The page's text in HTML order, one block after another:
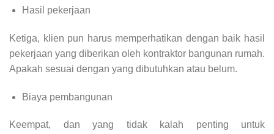
Hasil pekerjaan
Ketiga, klien pun harus memperhatikan dengan baik hasil
pekerjaan yang diberikan oleh kontraktor bangunan rumah.
Apakah sesuai dengan yang dibutuhkan atau belum.
Biaya pembangunan
Keempat, dan yang tidak kalah penting untuk